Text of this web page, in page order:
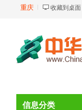
重庆 收藏到桌面
信息分类